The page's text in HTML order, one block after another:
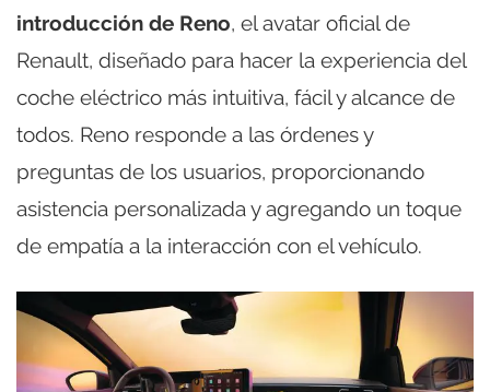
introducción de Reno, el avatar oficial de
Renault, diseñado para hacer la experiencia del
coche eléctrico más intuitiva, fácil y alcance de
todos. Reno responde a las órdenes y
preguntas de los usuarios, proporcionando
asistencia personalizada y agregando un toque
de empatía a la interacción con el vehículo.